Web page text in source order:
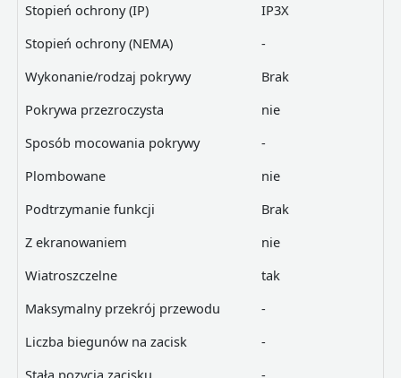
Stopień ochrony (IP)
IP3X
Stopień ochrony (NEMA)
-
Wykonanie/rodzaj pokrywy
Brak
Pokrywa przezroczysta
nie
Sposób mocowania pokrywy
-
Plombowane
nie
Podtrzymanie funkcji
Brak
Z ekranowaniem
nie
Wiatroszczelne
tak
Maksymalny przekrój przewodu
-
Liczba biegunów na zacisk
-